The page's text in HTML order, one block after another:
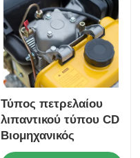
Τύπος πετρελαίου
λιπαντικού τύπου CD
Βιομηχανικός
κινητήρας ντίζελ